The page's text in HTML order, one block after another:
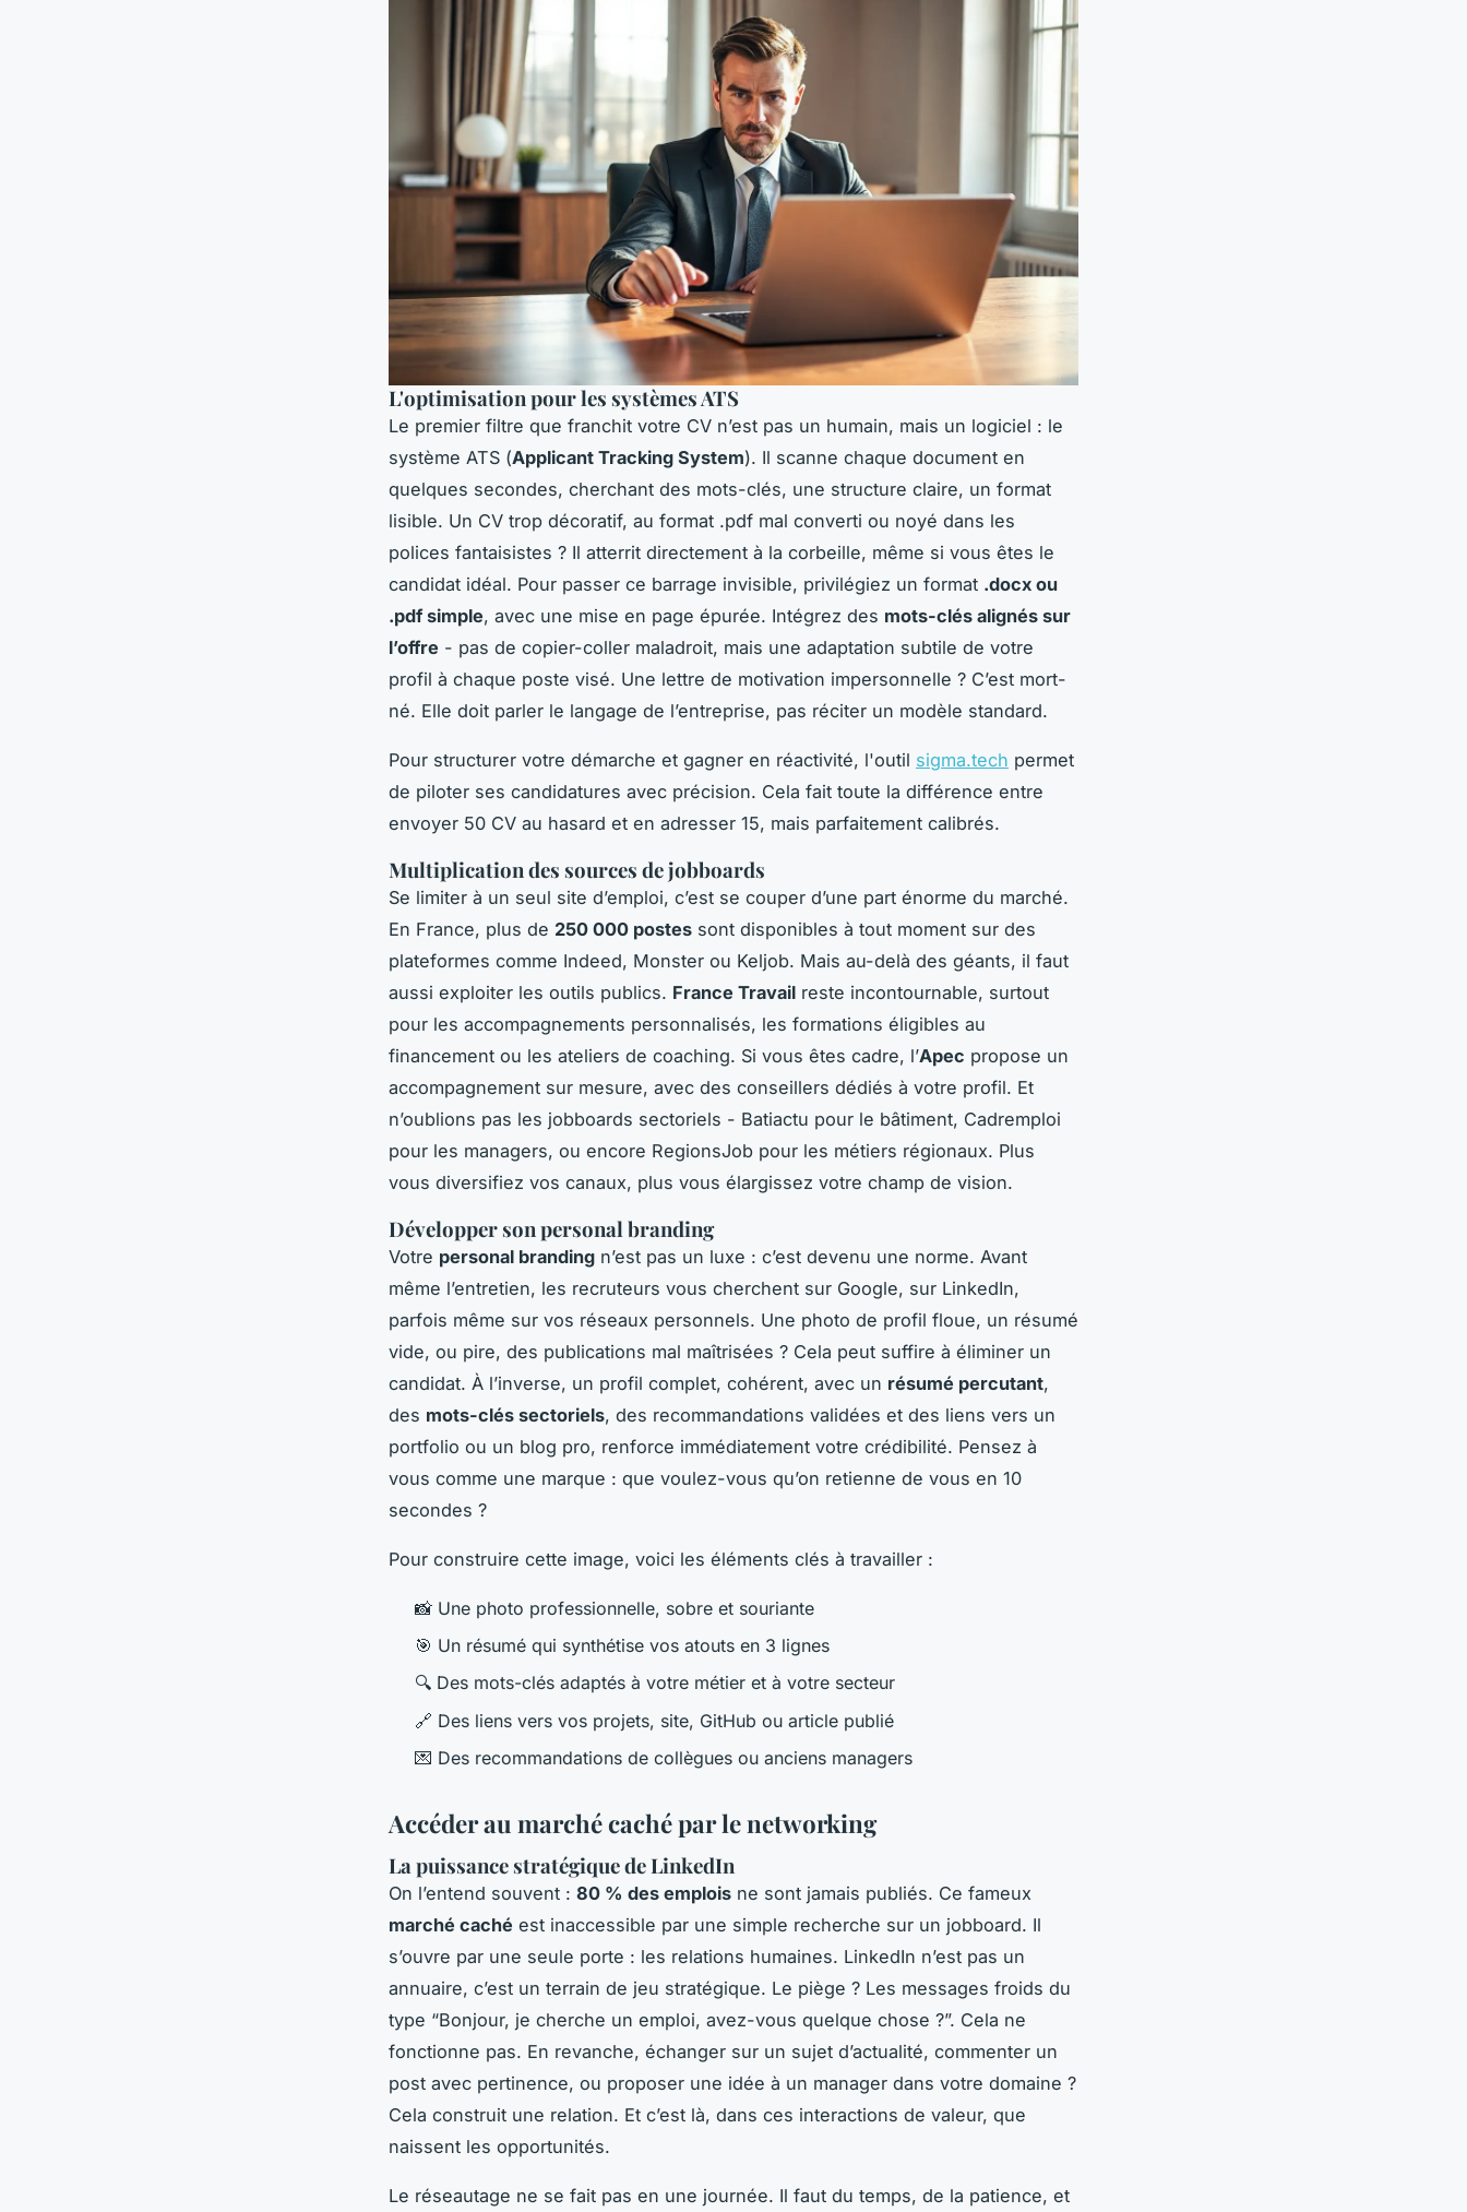
L'optimisation pour les systèmes ATS
Le premier filtre que franchit votre CV n’est pas un humain, mais un logiciel : le
système ATS (Applicant Tracking System). Il scanne chaque document en
quelques secondes, cherchant des mots-clés, une structure claire, un format
lisible. Un CV trop décoratif, au format .pdf mal converti ou noyé dans les
polices fantaisistes ? Il atterrit directement à la corbeille, même si vous êtes le
candidat idéal. Pour passer ce barrage invisible, privilégiez un format .docx ou
.pdf simple, avec une mise en page épurée. Intégrez des mots-clés alignés sur
l’offre - pas de copier-coller maladroit, mais une adaptation subtile de votre
profil à chaque poste visé. Une lettre de motivation impersonnelle ? C’est mort-
né. Elle doit parler le langage de l’entreprise, pas réciter un modèle standard.
Pour structurer votre démarche et gagner en réactivité, l'outil sigma.tech permet
de piloter ses candidatures avec précision. Cela fait toute la différence entre
envoyer 50 CV au hasard et en adresser 15, mais parfaitement calibrés.
Multiplication des sources de jobboards
Se limiter à un seul site d’emploi, c’est se couper d’une part énorme du marché.
En France, plus de 250 000 postes sont disponibles à tout moment sur des
plateformes comme Indeed, Monster ou Keljob. Mais au-delà des géants, il faut
aussi exploiter les outils publics. France Travail reste incontournable, surtout
pour les accompagnements personnalisés, les formations éligibles au
financement ou les ateliers de coaching. Si vous êtes cadre, l’Apec propose un
accompagnement sur mesure, avec des conseillers dédiés à votre profil. Et
n’oublions pas les jobboards sectoriels - Batiactu pour le bâtiment, Cadremploi
pour les managers, ou encore RegionsJob pour les métiers régionaux. Plus
vous diversifiez vos canaux, plus vous élargissez votre champ de vision.
Développer son personal branding
Votre personal branding n’est pas un luxe : c’est devenu une norme. Avant
même l’entretien, les recruteurs vous cherchent sur Google, sur LinkedIn,
parfois même sur vos réseaux personnels. Une photo de profil floue, un résumé
vide, ou pire, des publications mal maîtrisées ? Cela peut suffire à éliminer un
candidat. À l’inverse, un profil complet, cohérent, avec un résumé percutant,
des mots-clés sectoriels, des recommandations validées et des liens vers un
portfolio ou un blog pro, renforce immédiatement votre crédibilité. Pensez à
vous comme une marque : que voulez-vous qu’on retienne de vous en 10
secondes ?
Pour construire cette image, voici les éléments clés à travailler :
📸 Une photo professionnelle, sobre et souriante
🎯 Un résumé qui synthétise vos atouts en 3 lignes
🔍 Des mots-clés adaptés à votre métier et à votre secteur
🔗 Des liens vers vos projets, site, GitHub ou article publié
💌 Des recommandations de collègues ou anciens managers
Accéder au marché caché par le networking
La puissance stratégique de LinkedIn
On l’entend souvent : 80 % des emplois ne sont jamais publiés. Ce fameux
marché caché est inaccessible par une simple recherche sur un jobboard. Il
s’ouvre par une seule porte : les relations humaines. LinkedIn n’est pas un
annuaire, c’est un terrain de jeu stratégique. Le piège ? Les messages froids du
type “Bonjour, je cherche un emploi, avez-vous quelque chose ?”. Cela ne
fonctionne pas. En revanche, échanger sur un sujet d’actualité, commenter un
post avec pertinence, ou proposer une idée à un manager dans votre domaine ?
Cela construit une relation. Et c’est là, dans ces interactions de valeur, que
naissent les opportunités.
Le réseautage ne se fait pas en une journée. Il faut du temps, de la patience, et